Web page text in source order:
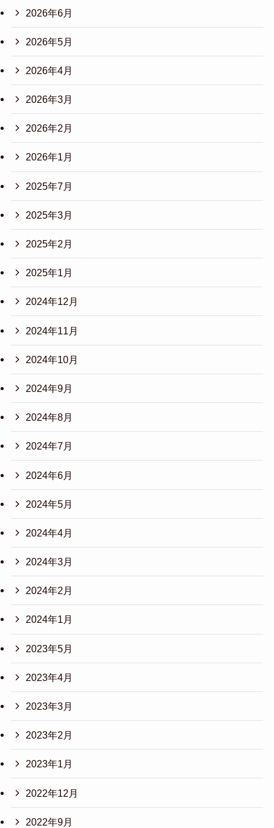
2026年6月
2026年5月
2026年4月
2026年3月
2026年2月
2026年1月
2025年7月
2025年3月
2025年2月
2025年1月
2024年12月
2024年11月
2024年10月
2024年9月
2024年8月
2024年7月
2024年6月
2024年5月
2024年4月
2024年3月
2024年2月
2024年1月
2023年5月
2023年4月
2023年3月
2023年2月
2023年1月
2022年12月
2022年9月